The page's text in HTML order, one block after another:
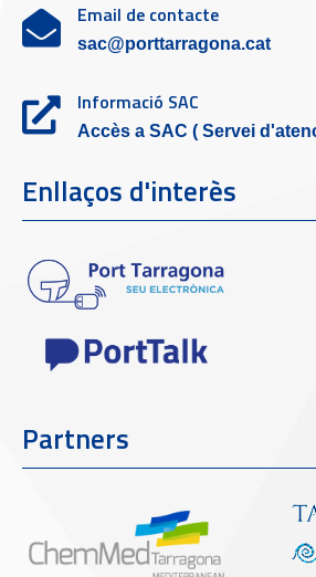
Email de contacte
sac@porttarragona.cat
Informació SAC
Accès a SAC ( Servei
Enllaços d'interès
Partners